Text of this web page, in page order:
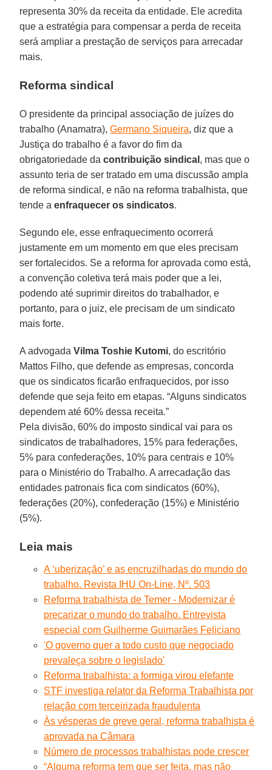
representa 30% da receita da entidade. Ele acredita
que a estratégia para compensar a perda de receita
será ampliar a prestação de serviços para arrecadar
mais.
Reforma sindical
O presidente da principal associação de juízes do
trabalho (Anamatra),Germano Siqueira, diz que a
Justiça do trabalho é a favor do fim da
obrigatoriedade dacontribuição sindical , mas que o
assunto teria de ser tratado em uma discussão ampla
de reforma sindical, e não na reforma trabalhista, que
tende aenfraquecer os sindicatos.
Segundo ele, esse enfraquecimento ocorrerá
justamente em um momento em que eles precisam
ser fortalecidos. Se a reforma for aprovada como está,
a convenção coletiva terá mais poder que a lei,
podendo até suprimir direitos do trabalhador, e
portanto, para o juiz, ele precisam de um sindicato
mais forte.
A advogadaVilma Toshie Kutomi, do escritório
Mattos Filho, que defende as empresas, concorda
que os sindicatos ficarão enfraquecidos, por isso
defende que seja feito em etapas. “Alguns sindicatos
dependem até 60% dessa receita.”
Pela divisão, 60% do imposto sindical vai para os
sindicatos de trabalhadores, 15% para federações,
5% para confederações, 10% para centrais e 10%
para o Ministério do Trabalho. A arrecadação das
entidades patronais fica com sindicatos (60%),
federações (20%), confederação (15%) e Ministério
(5%).
Leia mais
A ‘uberização’ e as encruzilhadas do mundo do
trabalho. Revista IHU On-Line, Nº. 503
Reforma trabalhista de Temer - Modernizar é
precarizar o mundo do trabalho. Entrevista
especial com Guilherme Guimarães Feliciano
'O governo quer a todo custo que negociado
prevaleça sobre o legislado'
Reforma trabalhista: a formiga virou elefante
STF investiga relator da Reforma Trabalhista por
relação com terceirizada fraudulenta
Às vésperas de greve geral, reforma trabalhista é
aprovada na Câmara
Número de processos trabalhistas pode crescer
“Alguma reforma tem que ser feita, mas não